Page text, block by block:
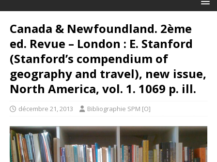
Canada & Newfoundland. 2ème
ed. Revue – London : E. Stanford
(Stanford’s compendium of
geography and travel), new issue,
North America, vol. 1. 1069 p. ill.
décembre 21, 2013 Bibliographie SPM [O]